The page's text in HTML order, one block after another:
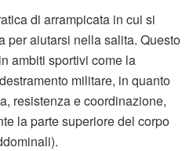
di arrampicata in cui si
per aiutarsi nella salita. Questo
ambiti sportivi come la
militare, in quanto
resistenza e coordinazione,
la parte superiore del corpo